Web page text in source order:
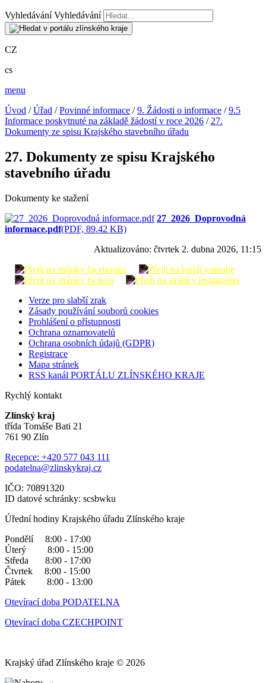
Vyhledávání Vyhledávání
CZ
cs
menu
Úvod /Úřad /Povinné informace /9. Žádosti o informace /9.5
Informace poskytnuté na základě žádostí v roce 2026 / 27.
Dokumenty ze spisu Krajského stavebního úřadu
27. Dokumenty ze spisu Krajského
stavebního úřadu
Dokumenty ke stažení
27_2026_Doprovodná
informace.pdf(PDF, 89.42 KB)
Aktualizováno: čtvrtek 2. dubna 2026, 11:15
Verze pro slabší zrak
Zásady používání souborů cookies
Prohlášení o přístupnosti
Ochrana oznamovatelů
Ochrana osobních údajů (GDPR)
Registrace
Mapa stránek
RSS kanál PORTÁLU ZLÍNSKÉHO KRAJE
Rychlý kontakt
Zlínský kraj
třída Tomáše Bati 21
761 90 Zlín
Recepce: +420 577 043 111
podatelna@zlinskykraj.cz
IČO: 70891320
ID datové schránky: scsbwku
Úřední hodiny Krajského úřadu Zlínského kraje
Pondělí 8:00 - 17:00
Úterý 8:00 - 15:00
Středa 8:00 - 17:00
Čtvrtek 8:00 - 15:00
Pátek 8:00 - 13:00
Otevírací doba PODATELNA
Otevírací doba CZECHPOINT
Krajský úřad Zlínského kraje © 2026